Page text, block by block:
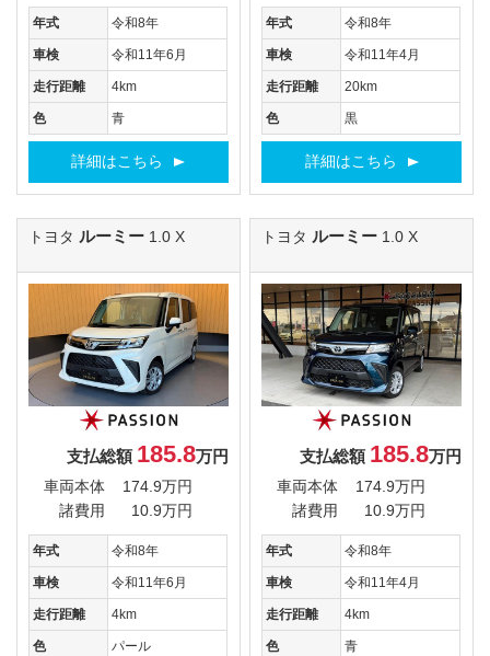
年式 令和8年
車検 令和11年6月
走行距離 4km
色 青
詳細はこちら
年式 令和8年
車検 令和11年4月
走行距離 20km
色 黒
詳細はこちら
トヨタ ルーミー 1.0 X
支払総額 185.8万円
車両本体
174.9万円
諸費用
10.9万円
年式 令和8年
車検 令和11年6月
走行距離 4km
色 パール
トヨタ ルーミー 1.0 X
支払総額 185.8万円
車両本体
174.9万円
諸費用
10.9万円
年式 令和8年
車検 令和11年4月
走行距離 4km
色 青